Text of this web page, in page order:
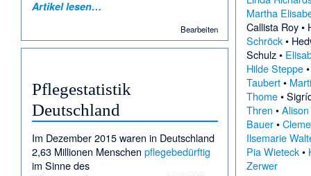
Artikel lesen…
Bearbeiten
Pflegestatistik
Deutschland
Im Dezember 2015 waren in Deutschland
2,63 Millionen Menschen pflegebedürftig
im Sinne des
Martha
Callista Roy•
Schröck•
Schulz•
Hilde Steppe
Taubert•
Thome•
Thren •
Bauer•
Ilsemarie
Pia Wieteck•
Zerwer